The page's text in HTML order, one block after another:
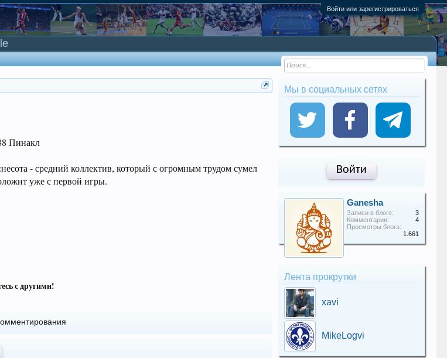
Войти или зарегистрироваться
Пинакл
- средний коллектив, который с огромным трудом сумел
уже с первой игры.
с другими!
Мы в социальных сетях
Войти
Ganesha
Записи в блоге:
3
Комментарии:
4
Просмотры блога:
1.661
Лента прокрутки
xavi
MikeLogvi